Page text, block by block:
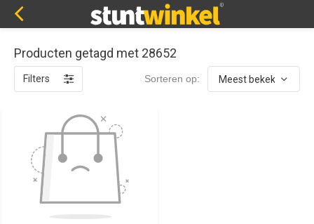
Producten getagd met 28652
Filters Sorteren op: